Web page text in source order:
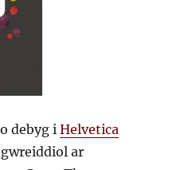
debyg iHelvetica
ar